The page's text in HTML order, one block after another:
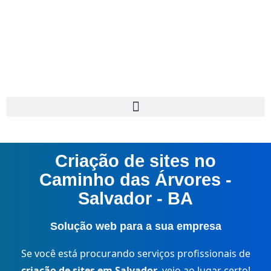
Criação de sites no
Caminho das Árvores -
Salvador - BA
Solução web para a sua empresa
Se você está procurando serviços profissionais de